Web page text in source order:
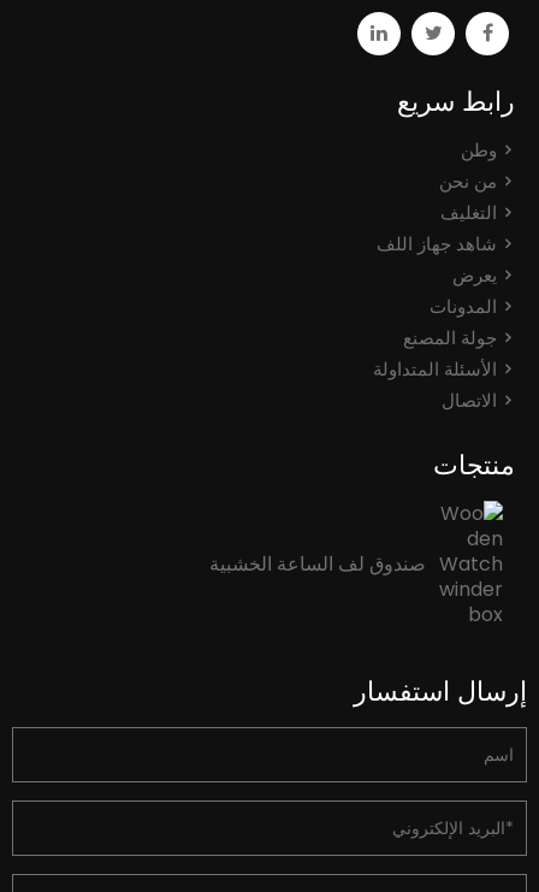
رابط سريع
وطن
من نحن
التغليف
شاهد جهاز اللف
يعرض
المدونات
جولة المصنع
الأسئلة المتداولة
الاتصال
منتجات
صندوق لف الساعة الخشبية
إرسال استفسار